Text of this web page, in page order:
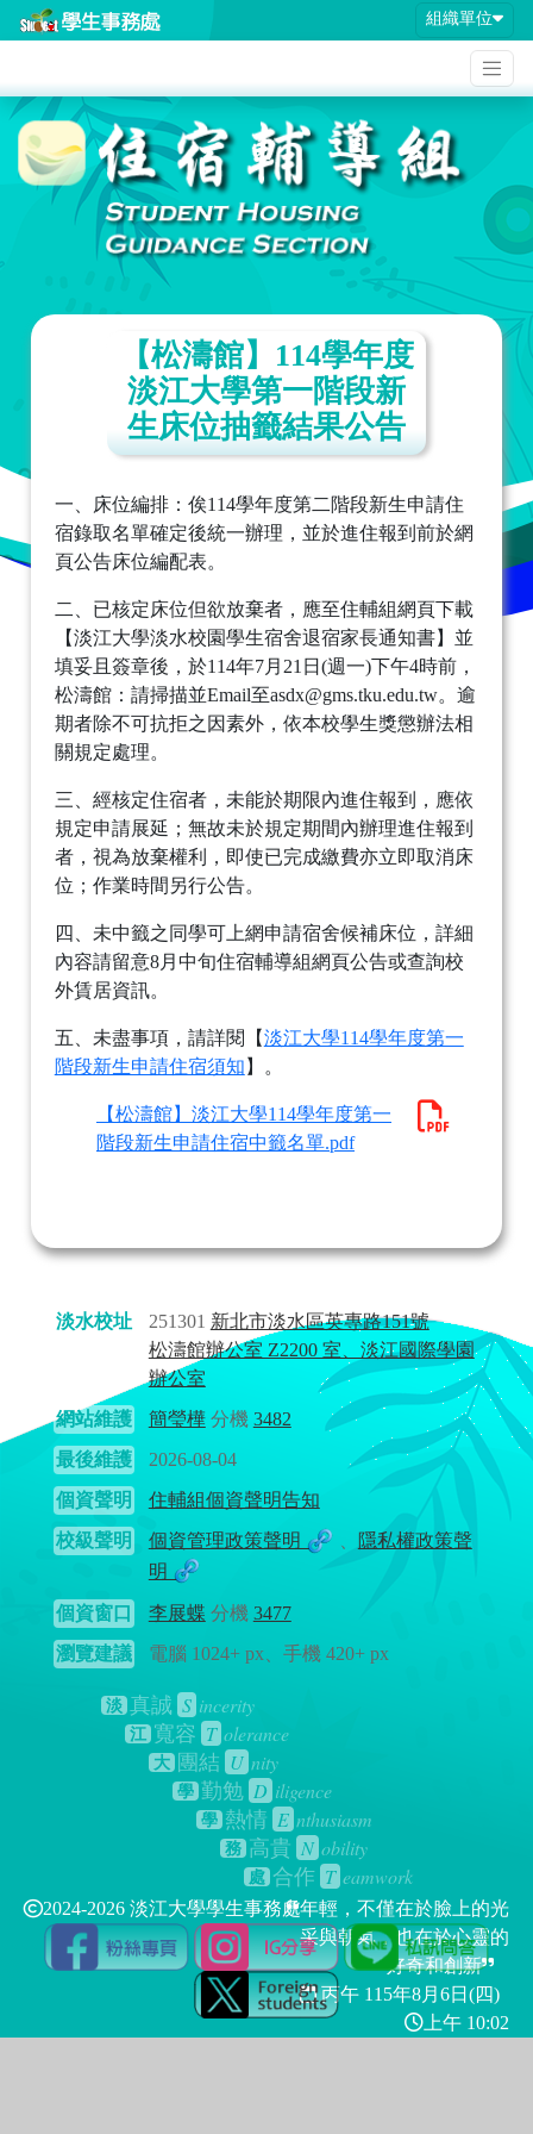
組織單位
【松濤館】114學年度
淡江大學第一階段新
生床位抽籤結果公告
一、床位編排：俟114學年度第二階段新生申請住
宿錄取名單確定後統一辦理，並於進住報到前於網
頁公告床位編配表。
二、已核定床位但欲放棄者，應至住輔組網頁下載
【淡江大學淡水校園學生宿舍退宿家長通知書】並
填妥且簽章後，於114年7月21日(週一)下午4時前，
松濤館：請掃描並Email至asdx@gms.tku.edu.tw。逾
期者除不可抗拒之因素外，依本校學生獎懲辦法相
關規定處理。
三、經核定住宿者，未能於期限內進住報到，應依
規定申請展延；無故未於規定期間內辦理進住報到
者，視為放棄權利，即使已完成繳費亦立即取消床
位；作業時間另行公告。
四、未中籤之同學可上網申請宿舍候補床位，詳細
內容請留意8月中旬住宿輔導組網頁公告或查詢校
外賃居資訊。
五、未盡事項，請詳閱【淡江大學114學年度第一
階段新生申請住宿須知 】。
【松濤館】淡江大學114學年度第一
階段新生申請住宿中籤名單.pdf
淡水校址 251301 新北市淡水區英專路151號
松濤館辦公室 Z2200 室、淡江國際學園
辦公室
網站維護
簡瑩樺分機 3482
最後維護
2026-08-04
個資聲明
住輔組個資聲明告知
校級聲明
個資管理政策聲明 、
隱私權政策聲
明
個資窗口 李展蝶 分機 3477
瀏覽建議
電腦 1024+ px、手機 420+ px
淡 真誠 S incerity
江 寬容 T olerance
大 團結 U nity
學 勤勉 D iligence
學 熱情 E nthusiasm
務 高貴 N obility
處 合作 T eamwork
2024-2026 淡江大學學生事務處年輕，不僅在於臉上的光
采與朝氣，也在於心靈的
好奇和創新
丙午 115年8月6日(四)
上午 10:02